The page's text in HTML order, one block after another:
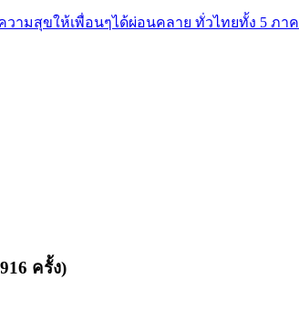
วามสุขให้เพื่อนๆได้ผ่อนคลาย ทั่วไทยทั้ง 5 ภาค
ครั้ง)